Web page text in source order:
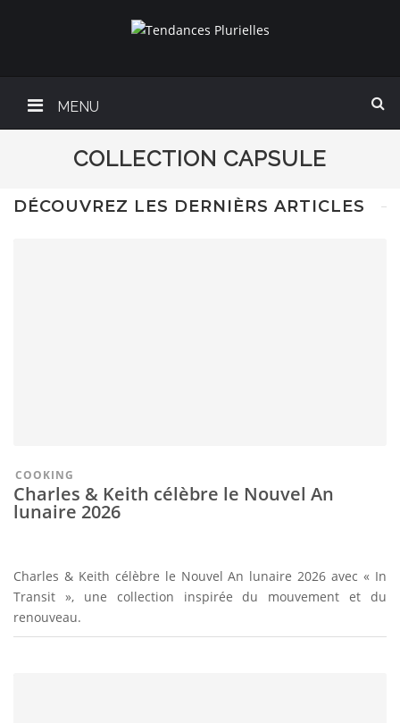
MENU
COLLECTION CAPSULE
DÉCOUVREZ LES DERNIÈRS ARTICLES
COOKING
Charles & Keith célèbre le Nouvel An
lunaire 2026
Charles & Keith célèbre le Nouvel An lunaire 2026 avec « In
Transit », une collection inspirée du mouvement et du
renouveau.